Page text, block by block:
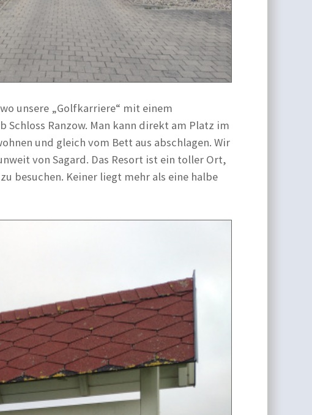
unsere „Golfkarriere“ mit einem
Schloss Ranzow. Man kann direkt am Platz im
und gleich vom Bett aus abschlagen. Wir
von Sagard. Das Resort ist ein toller Ort,
besuchen. Keiner liegt mehr als eine halbe